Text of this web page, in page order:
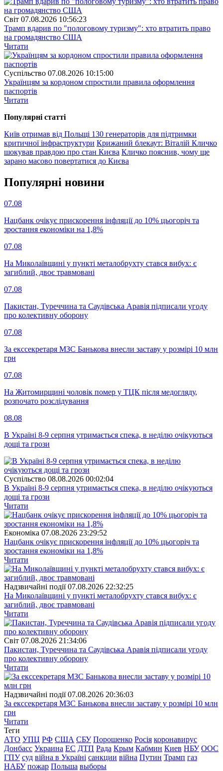
Свiт 07.08.2026 10:56:23
Трамп вдарив по "пологовому туризму": хто втратить право
на громадянство США
Читати
Суспiльство 07.08.2026 10:15:00
Українцям за кордоном спростили правила оформлення
паспортів
Читати
Популярнi статтi
Київ отримав від Польщі 130 генераторів для підтримки
критичної інфраструктури Крижаний блекаут: Віталій Кличко
шокував правдою про стан Києва Кличко пояснив, чому ще
зарано масово повертатися до Києва
Популярнi новини
07.08
Нацбанк очікує прискорення інфляції до 10% цьогоріч та
зростання економіки на 1,8%
07.08
На Миколаївщині у пункті металобрухту стався вибух: є
загиблий, двоє травмовані
07.08
Пакистан, Туреччина та Саудівська Аравія підписали угоду
про колективну оборону
07.08
За екссекретаря МЗС Банькова внесли заставу у розмірі 10 млн
грн
07.08
На Житомирщині чоловік помер у ТЦК після медогляду,
розпочато розслідування
08.08
В Україні 8-9 серпня утримається спека, в неділю очікуються
дощі та грози
Суспiльство 08.08.2026 00:02:04
В Україні 8-9 серпня утримається спека, в неділю очікуються
дощі та грози
Читати
Економіка 07.08.2026 23:29:52
Нацбанк очікує прискорення інфляції до 10% цьогоріч та
зростання економіки на 1,8%
Читати
Надзвичайні події 07.08.2026 22:32:25
На Миколаївщині у пункті металобрухту стався вибух: є
загиблий, двоє травмовані
Читати
Свiт 07.08.2026 21:34:06
Пакистан, Туреччина та Саудівська Аравія підписали угоду
про колективну оборону
Читати
Надзвичайні події 07.08.2026 20:36:03
За екссекретаря МЗС Банькова внесли заставу у розмірі 10 млн
грн
Читати
Теги
АТО УПЦ РФ США СБУ Порошенко Росія коронавирус
Донбасс Украина ЕС ДТП Рада Крым Кабмин Киев НБУ ООС
ГПУ суд війна в Україні санкции війна Путин Трамп газ
НАБУ пожар Польша выборы